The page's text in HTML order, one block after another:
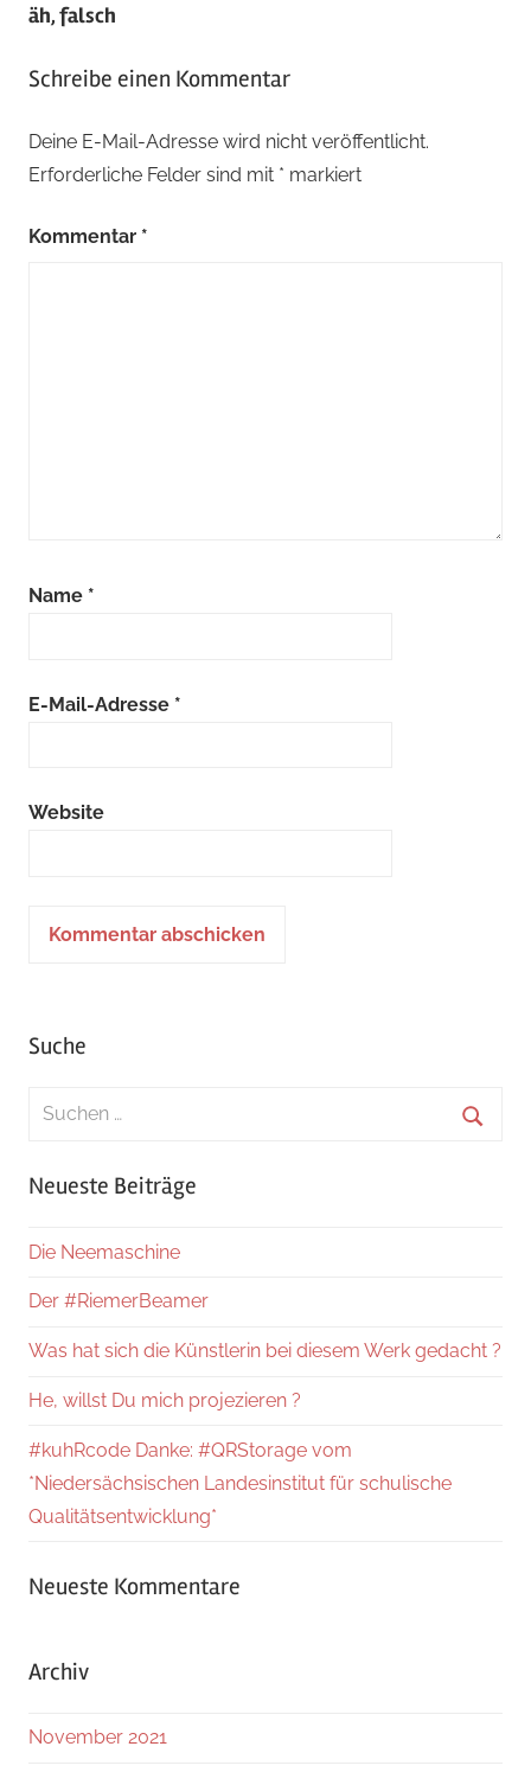
äh, falsch
Schreibe einen Kommentar
Deine E-Mail-Adresse wird nicht veröffentlicht.
Erforderliche Felder sind mit * markiert
Kommentar *
Name *
E-Mail-Adresse *
Website
Suche
Suchen
Neueste Beiträge
Die Neemaschine
Der #RiemerBeamer
Was hat sich die Künstlerin bei diesem Werk gedacht ?
He, willst Du mich projezieren ?
#kuhRcode Danke: #QRStorage vom
*Niedersächsischen Landesinstitut für schulische
Qualitätsentwicklung*
Neueste Kommentare
Archiv
November 2021